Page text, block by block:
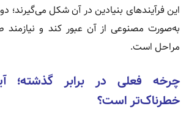
این فرآیندهای بنیادین در آن شکل می‌گیرند؛
به‌صورت مصنوعی از آن عبور کند و
مراحل است.
چرخه فعلی در برابر گذشته؛
خطرناک‌تر است؟